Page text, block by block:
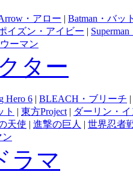
・アロー | Batman・バッ
イズン・アイビー |
ーマン
ター
Hero 6 | BLEACH・ブリーチ |
ト | 東方Project | ダーリン・
天使 | 進撃の巨人 | 世界忍者
ン
ラマ